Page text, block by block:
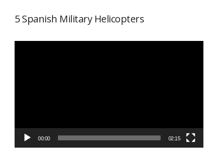
5 Spanish Military Helicopters
00:00 02:15